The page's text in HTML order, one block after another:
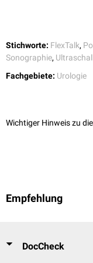
Stichworte: FlexTalk,
Sonographie, Ultraschall
Fachgebiete: Urologie
Wichtiger Hinweis zu
Empfehlung
DocCheck